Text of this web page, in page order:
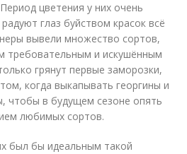
цветения у них очень
глаз буйством красок всё
вывели множество сортов,
требовательным и искушённым
грянут первые заморозки,
когда выкапывать георгины и
чтобы в будущем сезоне опять
любимых сортов.
был бы идеальным такой